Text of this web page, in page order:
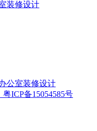
装修设计
公室装修设计
ICP备15054585号